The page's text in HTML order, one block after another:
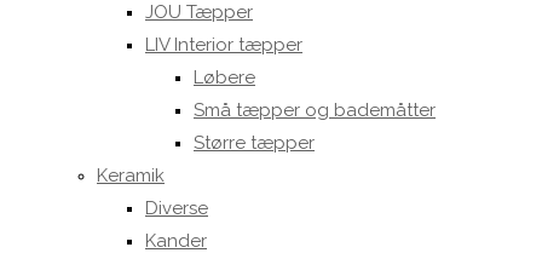
JOU Tæpper
LIV Interior tæpper
Løbere
Små tæpper og bademåtter
Større tæpper
Keramik
Diverse
Kander